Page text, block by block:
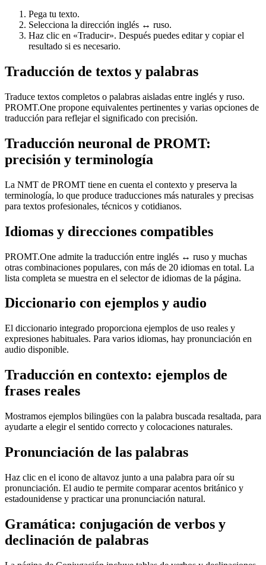
Pega tu texto.
Selecciona la dirección inglés ↔ ruso.
Haz clic en «Traducir». Después puedes editar y copiar el
resultado si es necesario.
Traducción de textos y palabras
Traduce textos completos o palabras aisladas entre inglés y ruso.
PROMT.One propone equivalentes pertinentes y varias opciones de
traducción para reflejar el significado con precisión.
Traducción neuronal de PROMT:
precisión y terminología
La NMT de PROMT tiene en cuenta el contexto y preserva la
terminología, lo que produce traducciones más naturales y precisas
para textos profesionales, técnicos y cotidianos.
Idiomas y direcciones compatibles
PROMT.One admite la traducción entre inglés ↔ ruso y muchas
otras combinaciones populares, con más de 20 idiomas en total. La
lista completa se muestra en el selector de idiomas de la página.
Diccionario con ejemplos y audio
El diccionario integrado proporciona ejemplos de uso reales y
expresiones habituales. Para varios idiomas, hay pronunciación en
audio disponible.
Traducción en contexto: ejemplos de
frases reales
Mostramos ejemplos bilingües con la palabra buscada resaltada, para
ayudarte a elegir el sentido correcto y colocaciones naturales.
Pronunciación de las palabras
Haz clic en el icono de altavoz junto a una palabra para oír su
pronunciación. El audio te permite comparar acentos británico y
estadounidense y practicar una pronunciación natural.
Gramática: conjugación de verbos y
declinación de palabras